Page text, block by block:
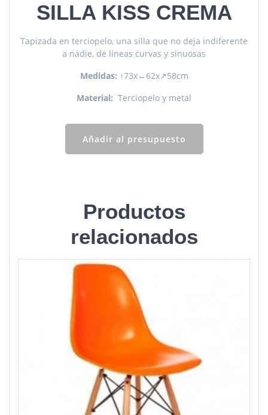
SILLA KISS CREMA
Tapizada en terciopelo, una silla que no deja indiferente
a nadie, de lineas curvas y sinuosas
Medidas: ↑73x↔62x↗58cm
Material: Terciopelo y metal
Añadir al presupuesto
Productos
relacionados